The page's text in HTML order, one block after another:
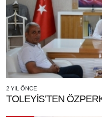
2 YIL ÖNCE
TOLEYİS’TEN